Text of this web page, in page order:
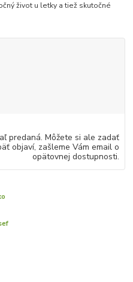
život u letky a tiež skutočné
predaná. Môžete si ale zadať
objaví, zašleme Vám email o
opätovnej dostupnosti.